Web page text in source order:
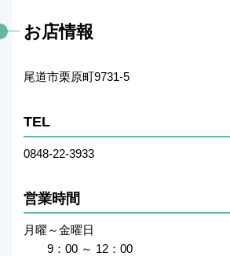
お店情報
尾道市栗原町9731-5
TEL
0848-22-3933
営業時間
月曜～金曜日
9：00 ～ 12：00